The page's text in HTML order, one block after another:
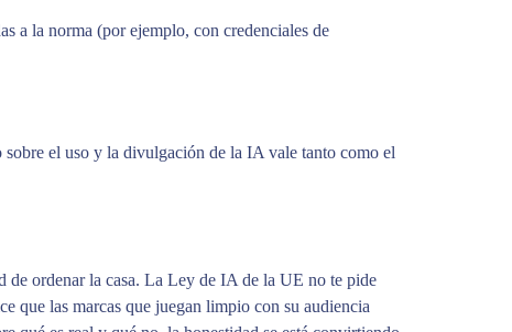
a la norma (por ejemplo, con credenciales de
el uso y la divulgación de la IA vale tanto como el
de ordenar la casa. La Ley de IA de la UE no te pide
que las marcas que juegan limpio con su audiencia